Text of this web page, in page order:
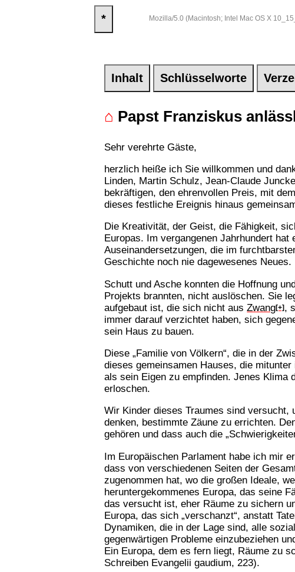
* Mozilla/5.0 (Macintosh; Intel Mac OS X
Inhalt Schlüsselworte
⌂ Papst Franziskus
Sehr verehrte Gäste,
herzlich heiße ich Sie willkommen und
Linden, Martin Schulz, Jean-Claude
bekräftigen, den ehrenvollen Preis, mit
dieses festliche Ereignis hinaus
Die Kreativität, der Geist, die Fähigkeit,
Europas. Im vergangenen Jahrhundert
Auseinandersetzungen, die im
Geschichte noch nie dagewesenes Neues.
Schutt und Asche konnten die Hoffnung
Projekts brannten, nicht auslöschen. Sie
aufgebaut ist, die sich nicht ausZwang[+],
immer darauf verzichtet haben, sich
sein Haus zu bauen.
Diese „Familie von Völkern“, die in der
dieses gemeinsamen Hauses, die
als sein Eigen zu empfinden. Jenes Klima
erloschen.
Wir Kinder dieses Traumes sind versucht,
denken, bestimmte Zäune zu errichten.
gehören und dass auch die
Im Europäischen Parlament habe ich mir
dass von verschiedenen Seiten der
zugenommen hat, wo die großen Ideale,
heruntergekommenes Europa, das seine
das versucht ist, eher Räume zu sichern
Europa, das sich „verschanzt“, anstatt
Dynamiken, die in der Lage sind, alle
gegenwärtigen Probleme einzubeziehen
Ein Europa, dem es fern liegt, Räume zu
Schreiben Evangelii gaudium, 223).